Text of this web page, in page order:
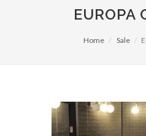
EUROPA
Home Sale